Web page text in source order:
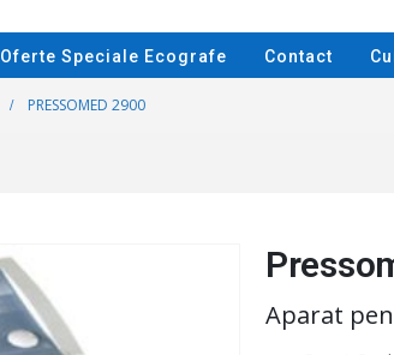
Oferte Speciale Ecografe Contact
PRESSOMED 2900
Aparat